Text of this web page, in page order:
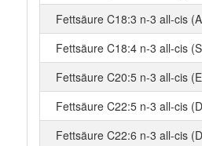
Fettsäure C18:3 n-3 all-cis
Fettsäure C18:4 n-3 all-cis
Fettsäure C20:5 n-3 all-cis
Fettsäure C22:5 n-3 all-cis
Fettsäure C22:6 n-3 all-cis